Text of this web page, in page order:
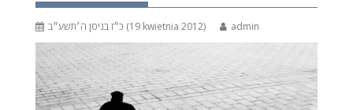
כ״ז בניסן ה׳תשע״ב (19 kwietnia 2012) admin